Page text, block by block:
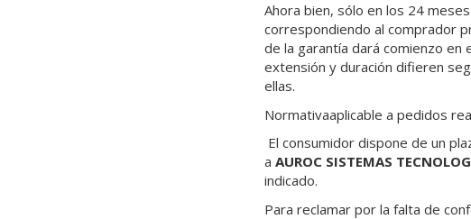
Ahora bien, sólo en los 24
correspondiendo al comprador
de la garantía dará comienzo en
extensión y duración difieren
ellas.
Normativaaplicable a pedidos
El consumidor dispone de un
a AUROC SISTEMAS
indicado.
Para reclamar por la falta de